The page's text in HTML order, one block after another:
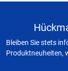
Bleiben Sie stets
Produktneuheiten,